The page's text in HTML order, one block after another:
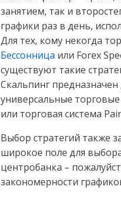
занятием, так и
графики раз в день,
Для тех, кому некогда
Бессонница или Forex
существуют такие
Скальпинг
универсальные
или торговая система
Выбор стратегий также
широкое поле для
центробанка –
закономерности